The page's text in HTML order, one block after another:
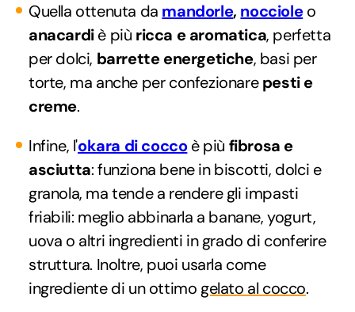
Quella ottenuta da mandorle, noccioleo
anacardiè più ricca e aromatica, perfetta
per dolci, barrette energetiche, basi per
torte, ma anche per confezionarepesti e
creme.
Infine, l'okara di cocco è più fibrosa e
asciutta: funziona bene in biscotti, dolci e
granola, ma tende a rendere gli impasti
friabili: meglio abbinarla a banane, yogurt,
uova o altri ingredienti in grado di conferire
struttura. Inoltre, puoi usarla come
ingrediente di un ottimo gelato al cocco.